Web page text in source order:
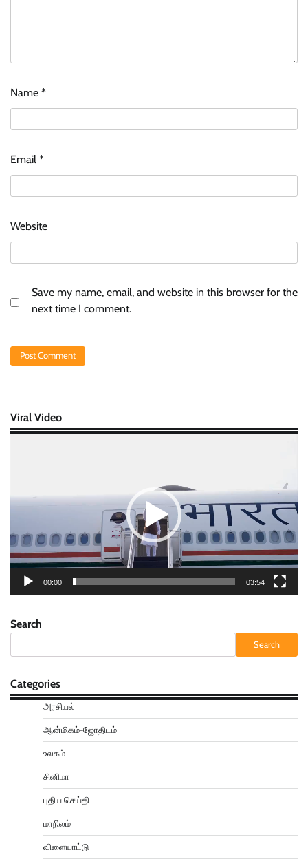
Name *
Email *
Website
Save my name, email, and website in this browser for the
next time I comment.
Viral Video
00:00 03:54
Search
Search
Categories
அரசியல்
ஆன்மிகம்-ஜோதிடம்
உலகம்
சினிமா
புதிய செய்தி
மாநிலம்
விளையாட்டு